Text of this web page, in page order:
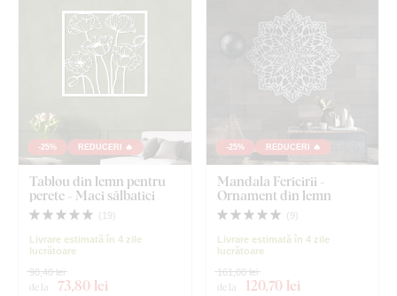
-25% REDUCERI 🔥
Tablou din lemn pentru
perete - Maci sălbatici
( 19)
Livrare estimată în 4 zile
lucrătoare
de la 73,80 lei
98,40 lei
-25% REDUCERI 🔥
Mandala Fericirii -
Ornament din lemn
( 9)
Livrare estimată în 4 zile
lucrătoare
de la 120,70 lei
161,00 lei